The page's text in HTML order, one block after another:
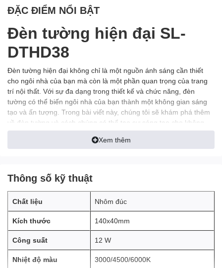
ĐẶC ĐIỂM NỔI BẬT
Đèn tường hiện đại SL-
DTHD38
Đèn tường hiện đại không chỉ là một nguồn ánh sáng cần thiết
cho ngôi nhà của bạn mà còn là một phần quan trọng của trang
trí nội thất. Với sự đa dạng trong thiết kế và chức năng, đèn
tường có thể biến ngôi nhà của bạn thành một không gian sáng
tạo và ấn tượng. Trong bài viết này, chúng tôi sẽ khám phá thêm
về đèn tường và cách chúng có thể tạo sự sáng tạo cho không
gian sống của bạn.
Xem thêm
Thông số kỹ thuật
Chất liệu Nhôm đúc
Kích thước 140x40mm
Công suất 12 W
Nhiệt độ màu 3000/4500/6000K